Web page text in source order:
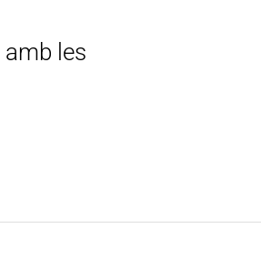
les